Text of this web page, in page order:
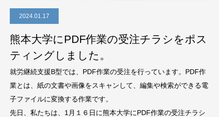
2024.01.17
熊本大学にPDF作業の受注チラシをポス
ティングしました。
就労継続支援B型では、PDF作業の受注を行っています。PDF作
業とは、紙の文書や画像をスキャンして、編集や検索ができる電
子ファイルに変換する作業です。
先日、私たちは、1月１６日に熊本大学にPDF作業の受注チラシ